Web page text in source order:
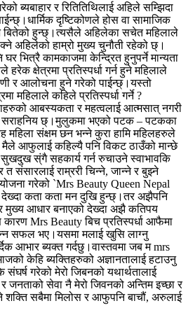
ब्यबाहार र रितितिथिलाई अहिले सम्झिदा
दृष्टिकोणले होस वा सामाजिक
बितेको हुन्छ्।त्यसैले अहिलेका सचेत महिलाले
अहिलेको हाम्रो मुख्य चुनौती रहेको छ्।
भित्रै कामकाजमा केन्द्रित हुनुपर्ने मान्यता
क्षेत्रमा प्रतिस्पर्धा गर्न हुने महिलाले
र आलोचना हुने गरेको पाईन्छ्।यस्तो
महिलाले कहिले प्रतिस्पर्धा गर्ने ?
आबस्यकता र महत्वलाई आत्मसात् नगरी
सराहनिय छ्।मुलुकमा भएको पटक – पटकका
संक्षम छन भन्ने कुरा हामि महिलहरुले
मैले आफुलाई कहिल्यै पनि विकट ठाउँको मान्छे
स्ंगै सहकार्य गर्न रुचाउने स्वाभावकि
राम्ररी चिन्ने, जान्ने र बुझ्ने
गरेको `Mrs Beauty Queen Nepal
देख्दा कता कता मन दुखि हुन्छ्।तर अझैपनि
मुख्य आधार बनाएको देख्दा अझै कतिपय
कारण Mrs Beauty बिच प्रतिस्पर्धा आफैमा
बन्न सफल भए।यसमा मलाई खुसि लाग्नु
आभार ब्यक्त गर्दछु।वास्तवमा जब म mrs
केहि ब्यक्तिहरुको अज्ञानतालाई हटाउनु
गरेको मेरो जिबनको यथार्थतालाई
सेवा नै मेरो जिवनको अन्तिम इच्छा र
शक्ति सबैमा मिलोस र आफुपनि बाचौं, अरुलाई